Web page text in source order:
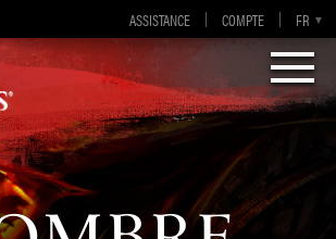
ASSISTANCE COMPTE FR
EN
DE
ES
EN-GB
of Eternity
Guild Wars 2